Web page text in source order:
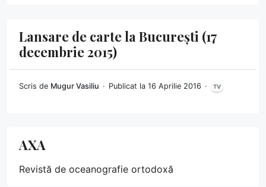
Lansare de carte la București (17
decembrie 2015)
Scris de Mugur Vasiliu Publicat la 16 Aprilie 2016 TV
AXA
Revistă de oceanografie ortodoxă